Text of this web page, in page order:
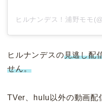
ヒルナンデスの見逃し配
せん。
TVer、hulu以外の動画配